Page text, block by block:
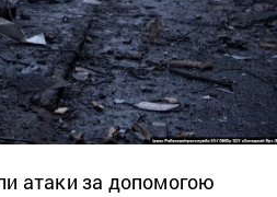
атаки за допомогою